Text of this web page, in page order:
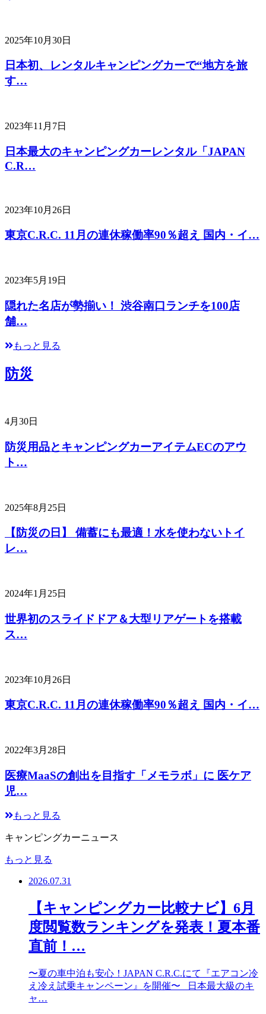
2025年10月30日
日本初、レンタルキャンピングカーで“地方を旅
す…
2023年11月7日
日本最大のキャンピングカーレンタル「JAPAN
C.R…
2023年10月26日
東京C.R.C. 11月の連休稼働率90％超え 国内・イ…
2023年5月19日
隠れた名店が勢揃い！ 渋谷南口ランチを100店
舗…
もっと見る
防災
4月30日
防災用品とキャンピングカーアイテムECのアウ
ト…
2025年8月25日
【防災の日】 備蓄にも最適！水を使わないトイ
レ…
2024年1月25日
世界初のスライドドア＆大型リアゲートを搭載
ス…
2023年10月26日
東京C.R.C. 11月の連休稼働率90％超え 国内・イ…
2022年3月28日
医療MaaSの創出を目指す「メモラボ」に 医ケア
児…
もっと見る
キャンピングカーニュース
もっと見る
2026.07.31
【キャンピングカー比較ナビ】6月
度閲覧数ランキングを発表！夏本番
直前！…
〜夏の車中泊も安心！JAPAN C.R.C.にて『エアコン冷
え冷え試乗キャンペーン』を開催〜 日本最大級のキ
ャ…